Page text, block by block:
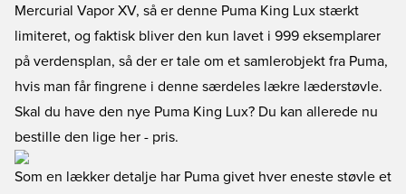
Mercurial Vapor XV, så er denne Puma King Lux stærkt
limiteret, og faktisk bliver den kun lavet i 999 eksemplarer
på verdensplan, så der er tale om et samlerobjekt fra Puma,
hvis man får fingrene i denne særdeles lækre læderstøvle.
Skal du have den nye Puma King Lux? Du kan allerede nu
bestille den lige her - pris.
Som en lækker detalje har Puma givet hver eneste støvle et